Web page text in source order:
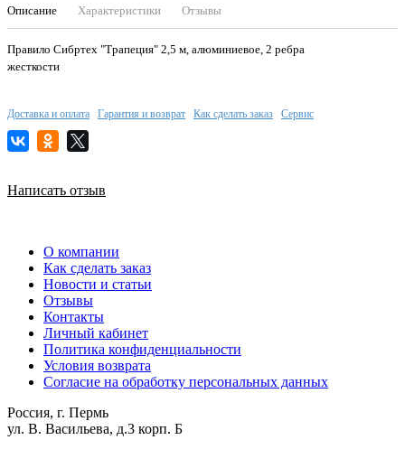
Описание Характеристики Отзывы
Правило Сибртех "Трапеция" 2,5 м, алюминиевое, 2 ребра
жесткости
Доставка и оплата Гарантия и возврат Как сделать заказ Сервис
Написать отзыв
О компании
Как сделать заказ
Новости и статьи
Отзывы
Контакты
Личный кабинет
Политика конфиденциальности
Условия возврата
Согласие на обработку персональных данных
Россия, г. Пермь
ул. В. Васильева, д.3 корп. Б